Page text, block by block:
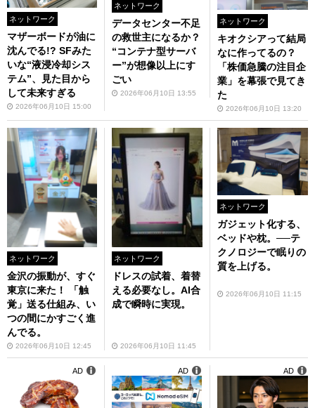
ネットワーク
マザーボードが油に
沈んでる!? SFみた
いな“液浸冷却シス
テム”、見た目から
して未来すぎる
2026年06月10日 15:00
ネットワーク
データセンター不足
の救世主になるか？
“コンテナ型サーバ
ー”が想像以上にす
ごい
2026年06月10日 13:55
ネットワーク
キオクシアって結局
なに作ってるの？
「株価急騰の注目企
業」を幕張で見てき
た
2026年06月10日 13:20
ネットワーク
金沢の振動が、すぐ
東京に来た！ 「触
覚」送る仕組み、い
つの間にかすごく進
んでる。
2026年06月10日 12:45
ネットワーク
ドレスの試着、着替
える必要なし。AI合
成で瞬時に実現。
2026年06月10日 11:45
ネットワーク
ガジェット化する、
ベッドや枕。──テ
クノロジーで眠りの
質を上げる。
2026年06月10日 11:15
AD AD AD